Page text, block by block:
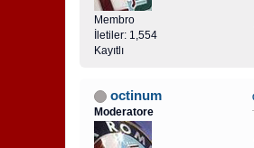
Membro
İletiler: 1,554
Kayıtlı
octinum
Moderatore